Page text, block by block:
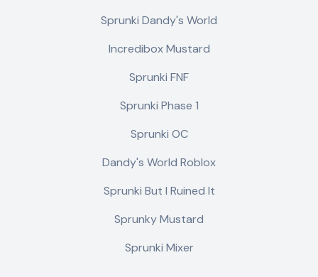
Sprunki Dandy's World
Incredibox Mustard
Sprunki FNF
Sprunki Phase 1
Sprunki OC
Dandy's World Roblox
Sprunki But I Ruined It
Sprunky Mustard
Sprunki Mixer